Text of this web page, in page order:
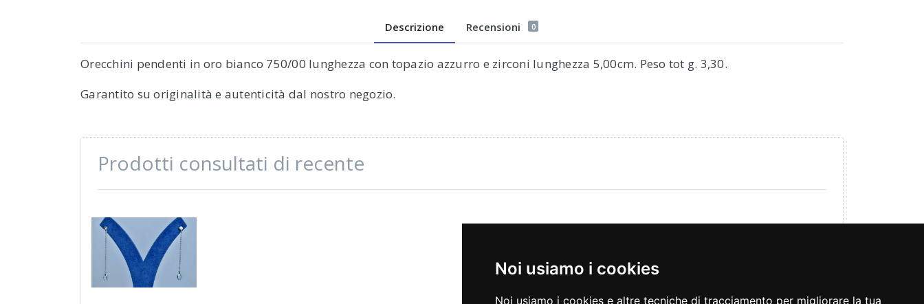
Noi usiamo i cookies
Noi usiamo i cookies e altre tecniche di tracciamento per migliorare la tua
Descrizione Recensioni 0
Orecchini pendenti in oro bianco 750/00 lunghezza con topazio azzurro e zirconi lunghezza 5,00cm. Peso tot g. 3,30.
Garantito su originalità e autenticità dal nostro negozio.
Prodotti consultati di recente